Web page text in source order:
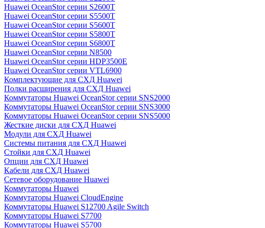
Huawei OceanStor серии S2600T
Huawei OceanStor серии S5500T
Huawei OceanStor серии S5600T
Huawei OceanStor серии S5800T
Huawei OceanStor серии S6800T
Huawei OceanStor серии N8500
Huawei OceanStor серии HDP3500E
Huawei OceanStor серии VTL6900
Комплектующие для СХД Huawei
Полки расширения для СХД Huawei
Коммутаторы Huawei OceanStor серии SNS2000
Коммутаторы Huawei OceanStor серии SNS3000
Коммутаторы Huawei OceanStor серии SNS5000
Жесткие диски для СХД Huawei
Модули для СХД Huawei
Системы питания для СХД Huawei
Стойки для СХД Huawei
Опции для СХД Huawei
Кабели для СХД Huawei
Сетевое оборудование Huawei
Коммутаторы Huawei
Коммутаторы Huawei CloudEngine
Коммутаторы Huawei S12700 Agile Switch
Коммутаторы Huawei S7700
Коммутаторы Huawei S5700